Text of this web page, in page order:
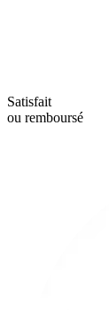
Satisfait
ou remboursé